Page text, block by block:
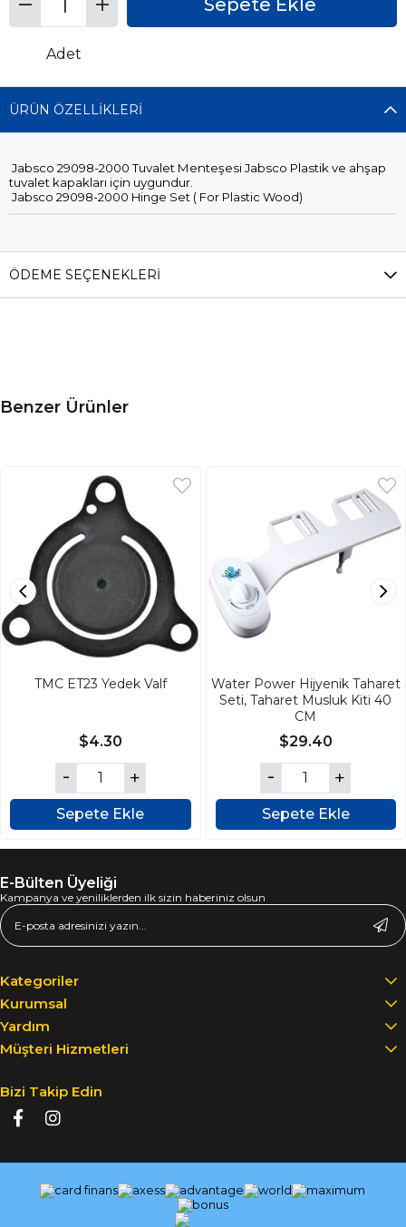
Adet
ÜRÜN ÖZELLIKLERI
Jabsco 29098-2000 Tuvalet MenteşesiJabsco Plastik ve ahşap
tuvalet kapakları için uygundur.
Jabsco 29098-2000 Hinge Set ( For Plastic Wood)
ÖDEME SEÇENEKLERI
Benzer Ürünler
TMC ET23 Yedek Valf
$4.30
Sepete Ekle
Water Power Hijyenik Taharet
Seti, Taharet Musluk Kiti 40
CM
$29.40
Sepete Ekle
E-Bülten Üyeliği
Kampanya ve yeniliklerden ilk sizin haberiniz olsun
Kategoriler
Kurumsal
Yardım
Müşteri Hizmetleri
Bizi Takip Edin